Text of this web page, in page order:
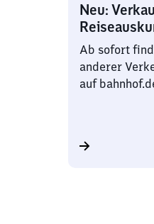
Neu:
Ab sofort
anderer
auf